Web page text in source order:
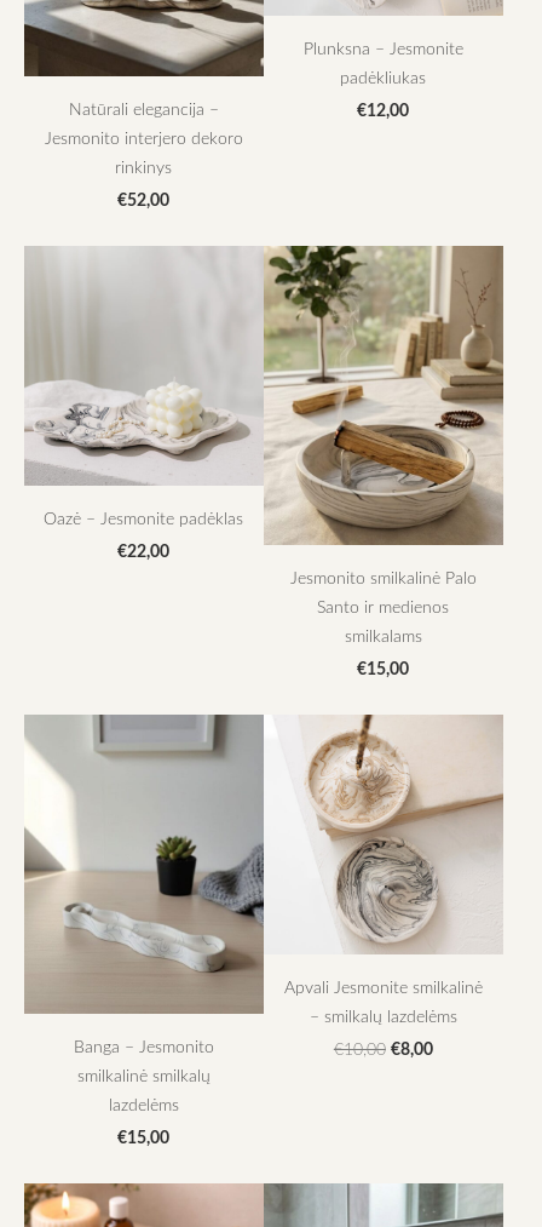
Natūrali elegancija –
Jesmonito interjero dekoro
rinkinys
€52,00
Plunksna – Jesmonite
padėkliukas
€12,00
Oazė – Jesmonite padėklas
€22,00
Jesmonito smilkalinė Palo
Santo ir medienos
smilkalams
€15,00
Banga – Jesmonito
smilkalinė smilkalų
lazdelėms
€15,00
Apvali Jesmonite smilkalinė
– smilkalų lazdelėms
€10,00 €8,00